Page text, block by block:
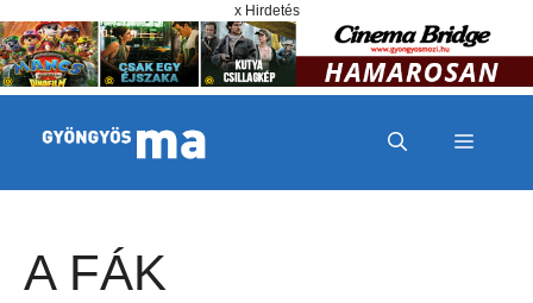
x Hirdetés
MENÜ
A FÁK